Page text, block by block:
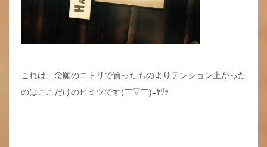
これは、念願のニトリで買ったものよりテンション上がった
のはここだけのヒミツです(￣▽￣)ﾆﾔﾘｯ